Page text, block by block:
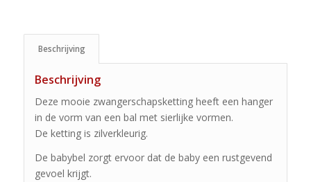
Beschrijving
Beschrijving
Deze mooie zwangerschapsketting heeft een hanger
in de vorm van een bal met sierlijke vormen.
De ketting is zilverkleurig.
De babybel zorgt ervoor dat de baby een rustgevend
gevoel krijgt.